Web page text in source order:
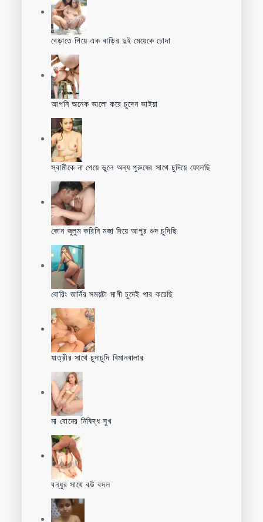
বেড়াতে গিয়ে এক বাড়ির দুই মেয়েকে চোদা
আপনি অনেক ভালো করে চুদেন ভাইয়া
স্বামীকে না পেয়ে ভুলে অন্য পুরুষের সাথে চুদিয়ে ফেলেছি
কোন জুলুম করিনি মজা দিয়ে আপুর গুদ চুদিছি
বোরিং জার্নির সময়টা মাগী চুদেই পার করেছি
যাত্রীর সাথে চুদাচুদি বিমানবালার
মা বোনের নিষিদ্ধ সুখ
বন্ধুর সাথে বউ বদল